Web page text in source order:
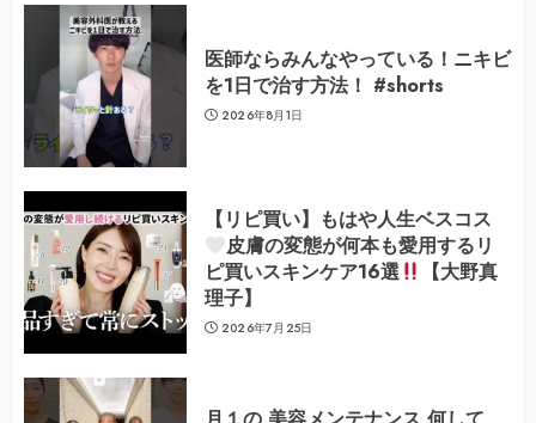
医師ならみんなやっている！ニキビ
を1日で治す方法！ #shorts
2026年8月1日
【リピ買い】もはや人生ベスコス
皮膚の変態が何本も愛用するリ
ピ買いスキンケア16選
【大野真
理子】
2026年7月25日